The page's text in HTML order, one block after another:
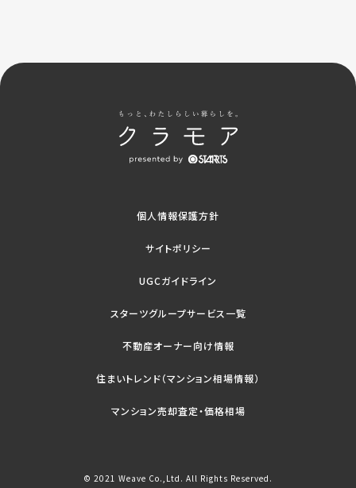
個人情報保護方針
サイトポリシー
UGCガイドライン
スターツグループサービス一覧
不動産オーナー向け情報
住まいトレンド（マンション相場情報）
マンション売却査定・価格相場
© 2021 Weave Co.,Ltd. All Rights Reserved.